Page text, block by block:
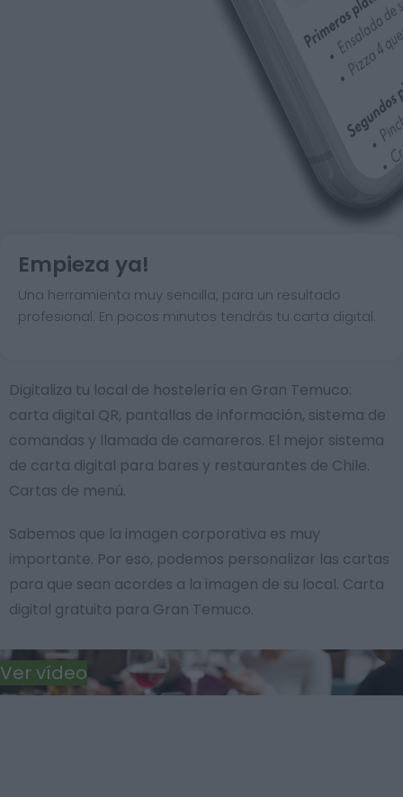
Empieza ya!
Una herramienta muy sencilla, para un resultado
profesional. En pocos minutos tendrás tu carta digital.
Digitaliza tu local de hostelería en Gran Temuco:
carta digital QR, pantallas de información, sistema de
comandas y llamada de camareros. El mejor sistema
de carta digital para bares y restaurantes de Chile.
Cartas de menú.
Sabemos que la imagen corporativa es muy
importante. Por eso, podemos personalizar las cartas
para que sean acordes a la imagen de su local. Carta
digital gratuita para Gran Temuco.
Ver vídeo